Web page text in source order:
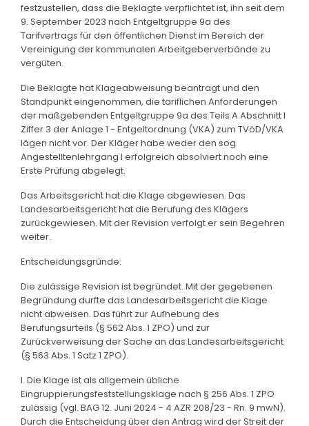
festzustellen, dass die Beklagte verpflichtet ist, ihn seit dem
9. September 2023 nach Entgeltgruppe 9a des
Tarifvertrags für den öffentlichen Dienst im Bereich der
Vereinigung der kommunalen Arbeitgeberverbände zu
vergüten.
Die Beklagte hat Klageabweisung beantragt und den
Standpunkt eingenommen, die tariflichen Anforderungen
der maßgebenden Entgeltgruppe 9a des Teils A Abschnitt I
Ziffer 3 der Anlage 1 - Entgeltordnung (VKA) zum TVöD/VKA
lägen nicht vor. Der Kläger habe weder den sog.
Angestelltenlehrgang I erfolgreich absolviert noch eine
Erste Prüfung abgelegt.
Das Arbeitsgericht hat die Klage abgewiesen. Das
Landesarbeitsgericht hat die Berufung des Klägers
zurückgewiesen. Mit der Revision verfolgt er sein Begehren
weiter.
Entscheidungsgründe:
Die zulässige Revision ist begründet. Mit der gegebenen
Begründung durfte das Landesarbeitsgericht die Klage
nicht abweisen. Das führt zur Aufhebung des
Berufungsurteils (§ 562 Abs. 1 ZPO) und zur
Zurückverweisung der Sache an das Landesarbeitsgericht
(§ 563 Abs. 1 Satz 1 ZPO).
I. Die Klage ist als allgemein übliche
Eingruppierungsfeststellungsklage nach § 256 Abs. 1 ZPO
zulässig (vgl. BAG 12. Juni 2024 - 4 AZR 208/23 - Rn. 9 mwN).
Durch die Entscheidung über den Antrag wird der Streit der